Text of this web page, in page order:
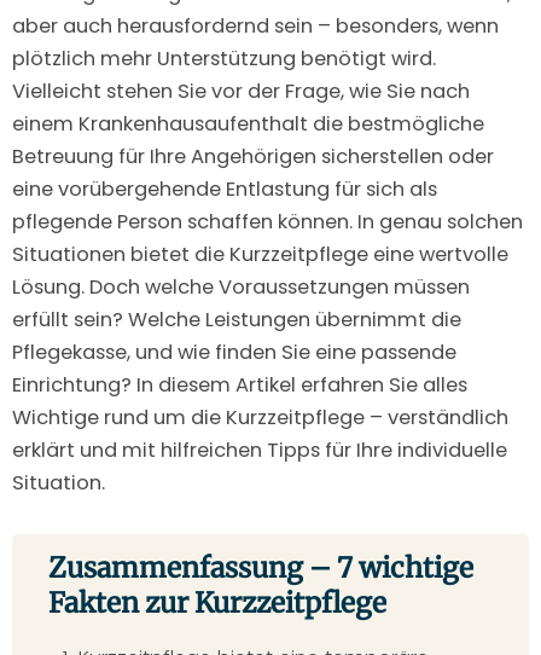
aber auch herausfordernd sein – besonders, wenn
plötzlich mehr Unterstützung benötigt wird.
Vielleicht stehen Sie vor der Frage, wie Sie nach
einem Krankenhausaufenthalt die bestmögliche
Betreuung für Ihre Angehörigen sicherstellen oder
eine vorübergehende Entlastung für sich als
pflegende Person schaffen können. In genau solchen
Situationen bietet die Kurzzeitpflege eine wertvolle
Lösung. Doch welche Voraussetzungen müssen
erfüllt sein? Welche Leistungen übernimmt die
Pflegekasse, und wie finden Sie eine passende
Einrichtung? In diesem Artikel erfahren Sie alles
Wichtige rund um die Kurzzeitpflege – verständlich
erklärt und mit hilfreichen Tipps für Ihre individuelle
Situation.
Zusammenfassung – 7 wichtige
Fakten zur Kurzzeitpflege